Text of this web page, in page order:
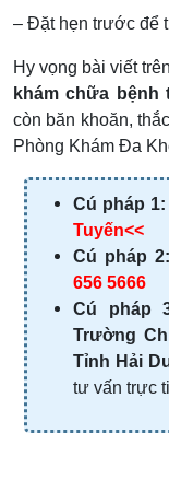
– Đặt hẹn trước để
Hy vọng bài viết
khám chữa bệnh
còn băn khoăn,
Phòng Khám Đa
Cú pháp 1:
Tuyến<<
Cú pháp 2:
656 5666
Cú pháp
Trường
Tỉnh Hải
tư vấn trực